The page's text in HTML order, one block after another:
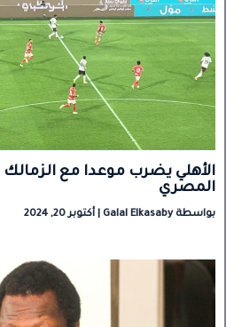
الأهلي يضرب موعدا مع الزمالك
المصري
بواسطة Galal Elkasaby أكتوبر 20, 2024